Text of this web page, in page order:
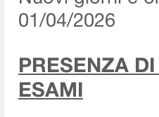
01/04/2026
PRESENZA
ESAMI